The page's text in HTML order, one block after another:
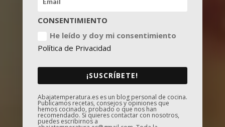
CONSENTIMIENTO
He leído y doy mi consentimiento
Política de Privacidad
¡SUSCRÍBETE!
Abajatemperatura.es es un blog personal de cocina.
Publicamos recetas, consejos y opiniones que
hemos cocinado, probado o que nos han
recomendado. Si quieres contactar con nosotros,
puedes escribirnos a